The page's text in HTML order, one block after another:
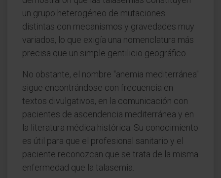
un grupo heterogéneo de mutaciones
distintas con mecanismos y gravedades muy
variados, lo que exigía una nomenclatura más
precisa que un simple gentilicio geográfico.
No obstante, el nombre "anemia mediterránea"
sigue encontrándose con frecuencia en
textos divulgativos, en la comunicación con
pacientes de ascendencia mediterránea y en
la literatura médica histórica. Su conocimiento
es útil para que el profesional sanitario y el
paciente reconozcan que se trata de la misma
enfermedad que la talasemia.